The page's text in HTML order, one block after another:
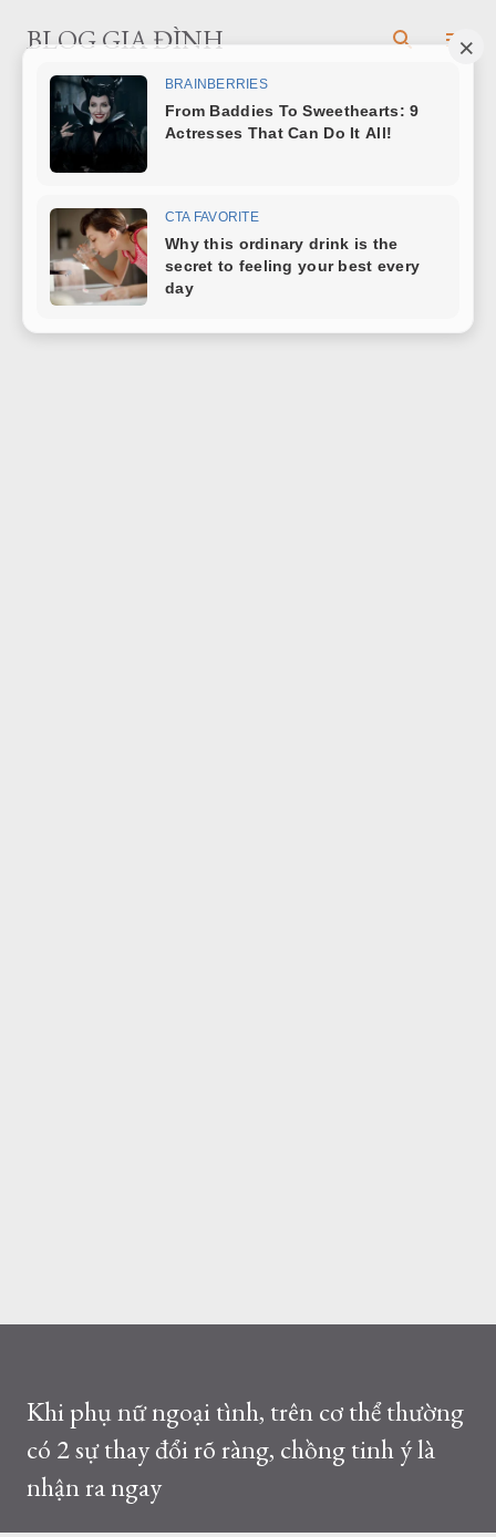
Chuyển đến nội dung chính
BLOG GIA ĐÌNH
Khi phụ nữ ngoại tình, trên cơ thể thường
có 2 sự thay đổi rõ ràng, chồng tinh ý là
nhận ra ngay